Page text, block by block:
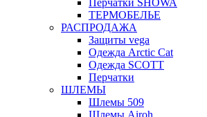
ТЕРМОБЕЛЬЕ
РАСПРОДАЖА
Защиты vega
Одежда Arctic Cat
Одежда SCOTT
Перчатки
ШЛЕМЫ
Шлемы 509
Шлемы Airoh